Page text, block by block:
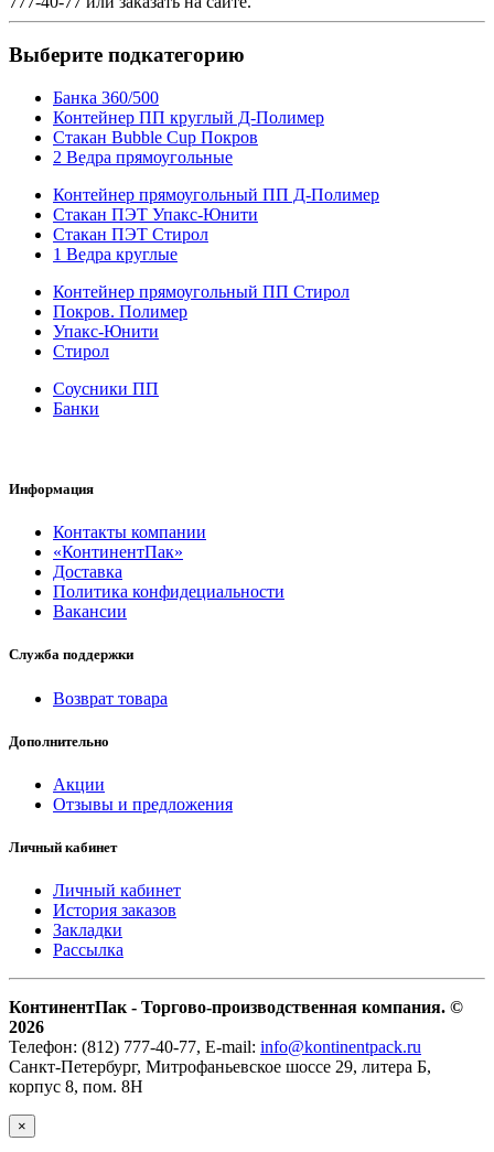
Выберите подкатегорию
Банка 360/500
Контейнер ПП круглый Д-Полимер
Стакан Bubble Cup Покров
2 Ведра прямоугольные
Контейнер прямоугольный ПП Д-Полимер
Стакан ПЭТ Упакс-Юнити
Стакан ПЭТ Стирол
1 Ведра круглые
Контейнер прямоугольный ПП Стирол
Покров. Полимер
Упакс-Юнити
Стирол
Соусники ПП
Банки
Информация
Контакты компании
«КонтинентПак»
Доставка
Политика конфидециальности
Вакансии
Служба поддержки
Возврат товара
Дополнительно
Акции
Отзывы и предложения
Личный кабинет
Личный кабинет
История заказов
Закладки
Рассылка
КонтинентПак - Торгово-производственная компания. ©
2026
Телефон: (812) 777-40-77, E-mail: info@kontinentpack.ru
Санкт-Петербург, Митрофаньевское шоссе 29, литера Б,
корпус 8, пом. 8Н
×